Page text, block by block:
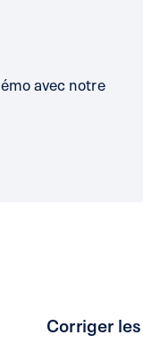
avec notre
Corriger